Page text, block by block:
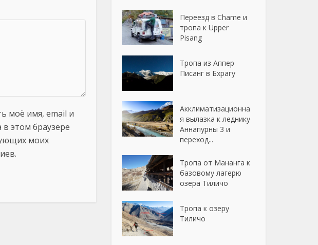
моё имя, email и
в этом браузере
моих
Переезд в Chame и
тропа к Upper
Pisang
Тропа из Аппер
Писанг в Бхрагу
Акклиматизационна
я вылазка к леднику
Аннапурны 3 и
переход...
Тропа от Мананга к
базовому лагерю
озера Тиличо
Тропа к озеру
Тиличо